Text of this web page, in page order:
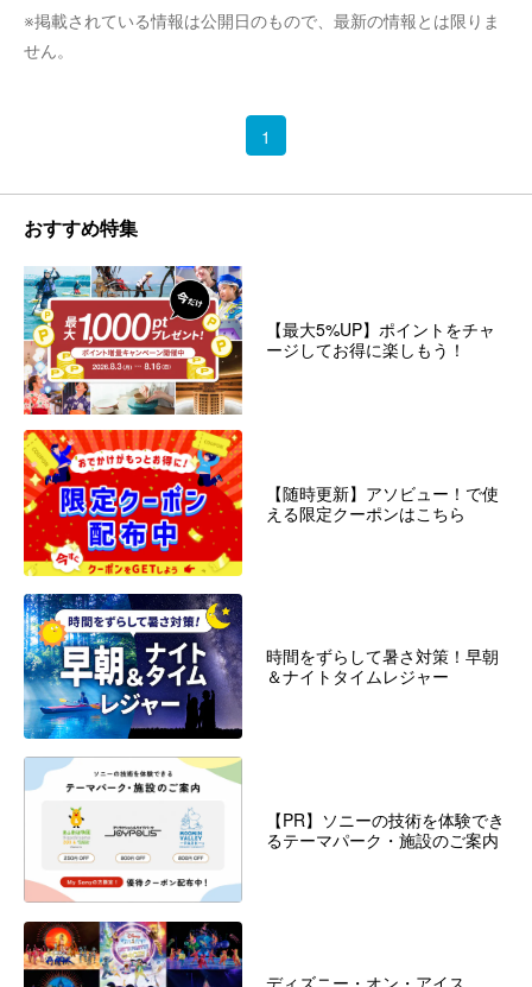
※掲載されている情報は公開日のもので、最新の情報とは限りま
せん。
1
おすすめ特集
【最大5%UP】ポイントをチャ
ージしてお得に楽しもう！
【随時更新】アソビュー！で使
える限定クーポンはこちら
時間をずらして暑さ対策！早朝
＆ナイトタイムレジャー
【PR】ソニーの技術を体験でき
るテーマパーク・施設のご案内
ディズニー・オン・アイス